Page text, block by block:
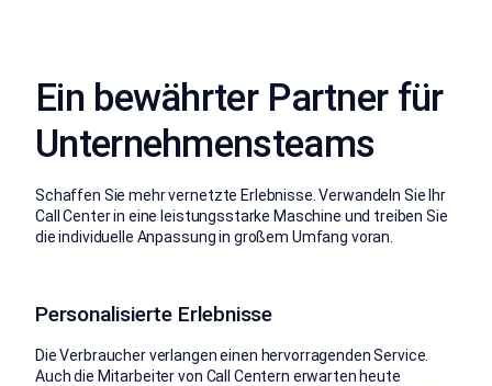
Ein bewährter Partner für
Unternehmensteams
Schaffen Sie mehr vernetzte Erlebnisse. Verwandeln Sie Ihr
Call Center in eine leistungsstarke Maschine und treiben Sie
die individuelle Anpassung in großem Umfang voran.
Personalisierte Erlebnisse
Die Verbraucher verlangen einen hervorragenden Service.
Auch die Mitarbeiter von Call Centern erwarten heute